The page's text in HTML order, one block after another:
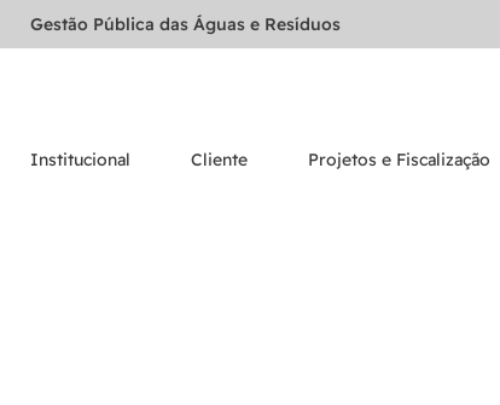
Gestão Pública das Águas e Resíduos
Institucional Cliente Projetos e Fiscalização